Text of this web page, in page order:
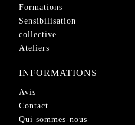
Formations
Sensibilisation
collective
Ateliers
INFORMATIONS
Avis
Contact
Qui sommes-nous